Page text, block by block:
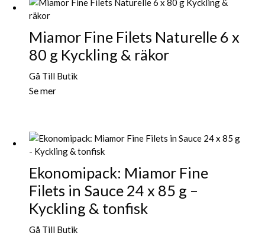
Miamor Fine Filets Naturelle 6 x
80 g Kyckling & räkor
Gå Till Butik
Se mer
Ekonomipack: Miamor Fine
Filets in Sauce 24 x 85 g –
Kyckling & tonfisk
Gå Till Butik